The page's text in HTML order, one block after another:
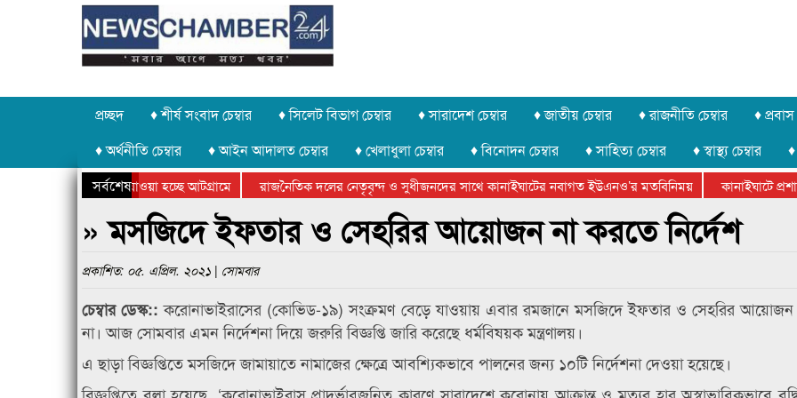
প্রচ্ছদ ♦ শীর্ষ সংবাদ চেম্বার ♦ সিলেট বিভাগ চেম্বার ♦ সারাদেশ চেম্বার ♦ জাতীয় চেম্বার ♦ রাজনীতি চেম্বার ♦ প্রবাস
♦ অর্থনীতি চেম্বার
♦ আইন আদালত চেম্বার ♦ খেলাধুলা চেম্বার ♦ বিনোদন চেম্বার ♦ সাহিত্য চেম্বার ♦ স্বাস্থ্য চেম্বার
সর্বশেষ
চুরি করে নিয়ে যাওয়া হচ্ছে আটগ্রামে রাজনৈতিক দলের নেতৃবৃন্দ ও সুধীজনদের সাথে কানাইঘাটের নবাগত ইউএনও’র মতবিনিময় কানাইঘাটে
ক্রীড়া প্রতিযোগিতার পুরস্কার বিতরণ সম্পন্ন
সিলেটে বাংলাদেশ গ্রুপ থিয়েটার ফেডারেশানের বিভাগীয় অভিনয় কর্মশালা সম্পন্ন
» মসজিদে ইফতার ও সেহরির আয়োজন না করতে নির্দেশ
প্রকাশিত: ০৫. এপ্রিল. ২০২১ | সোমবার
চেম্বার ডেস্ক::করোনাভাইরাসের (কোভিড-১৯) সংক্রমণ বেড়ে যাওয়ায় এবার রমজানে মসজিদে ইফতার ও সেহরির আয়োজন
না। আজ সোমবার এমন নির্দেশনা দিয়ে জরুরি বিজ্ঞপ্তি জারি করেছে ধর্মবিষয়ক মন্ত্রণালয়।
এ ছাড়া বিজ্ঞপ্তিতে মসজিদে জামায়াতে নামাজের ক্ষেত্রে আবশ্যিকভাবে পালনের জন্য ১০টি নির্দেশনা দেওয়া হয়েছে।